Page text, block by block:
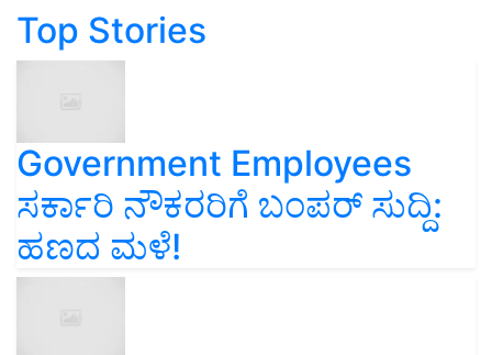
Top Stories
Government Employees
ಸರ್ಕಾರಿ ನೌಕರರಿಗೆ ಬಂಪರ್‌ ಸುದ್ದಿ:
ಹಣದ ಮಳೆ!